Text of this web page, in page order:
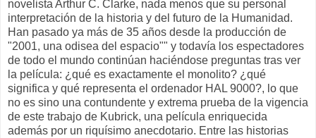
novelista Arthur C. Clarke, nada menos que su personal
interpretación de la historia y del futuro de la Humanidad.
Han pasado ya más de 35 años desde la producción de
"2001, una odisea del espacio"" y todavía los espectadores
de todo el mundo continúan haciéndose preguntas tras ver
la película: ¿qué es exactamente el monolito? ¿qué
significa y qué representa el ordenador HAL 9000?, lo que
no es sino una contundente y extrema prueba de la vigencia
de este trabajo de Kubrick, una película enriquecida
además por un riquísimo anecdotario. Entre las historias